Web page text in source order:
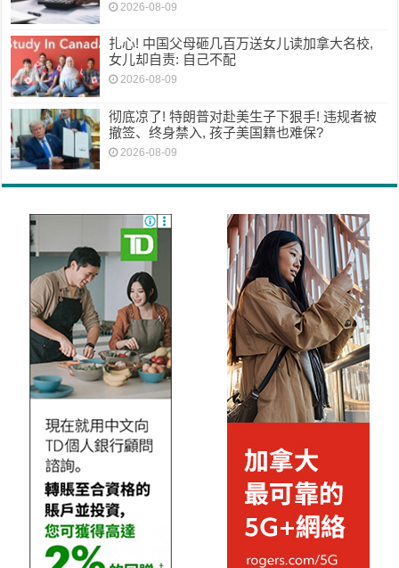
2026-08-09
扎心! 中国父母砸几百万送女儿读加拿大名校,
女儿却自责: 自己不配
2026-08-09
彻底凉了! 特朗普对赴美生子下狠手! 违规者被
撤签、终身禁入, 孩子美国籍也难保?
2026-08-09